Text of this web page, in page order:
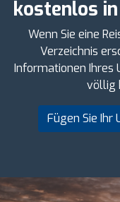
kostenlos
Wenn Sie eine
Verzeichnis
Informationen Ihres
völlig
Fügen Sie Ihr